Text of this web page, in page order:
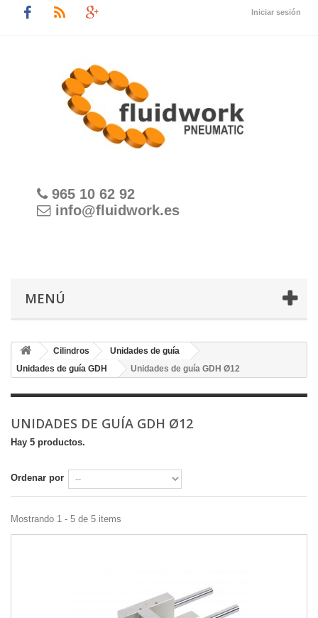
Iniciar sesión
965 10 62 92
info@fluidwork.es
MENÚ
Cilindros
Unidades de guía
Unidades de guía GDH
Unidades de guía GDH Ø12
UNIDADES DE GUÍA GDH Ø12
Hay 5 productos.
Ordenar por
Mostrando 1 - 5 de 5 items